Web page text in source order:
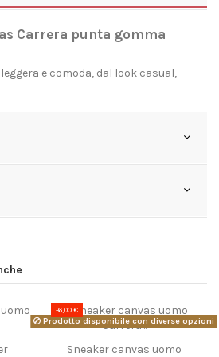
Carrera punta gomma
e comoda, dal look casual,
-6,00 €
Prodotto disponibile con diverse opzioni
Sneaker canvas uomo